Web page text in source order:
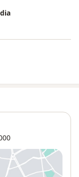
una nueva